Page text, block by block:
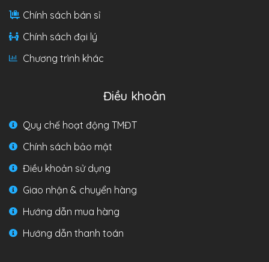
Chính sách bán sỉ
Chính sách đại lý
Chương trình khác
Điều khoản
Quy chế hoạt động TMĐT
Chính sách bảo mật
Điều khoản sử dụng
Giao nhận & chuyển hàng
Hướng dẫn mua hàng
Hướng dẫn thanh toán